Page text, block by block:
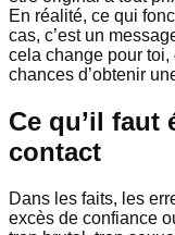
En réalité, ce qui
cas, c’est un
cela change pour toi,
chances d’obtenir
Ce qu’il faut
contact
Dans les faits, les
excès de confiance